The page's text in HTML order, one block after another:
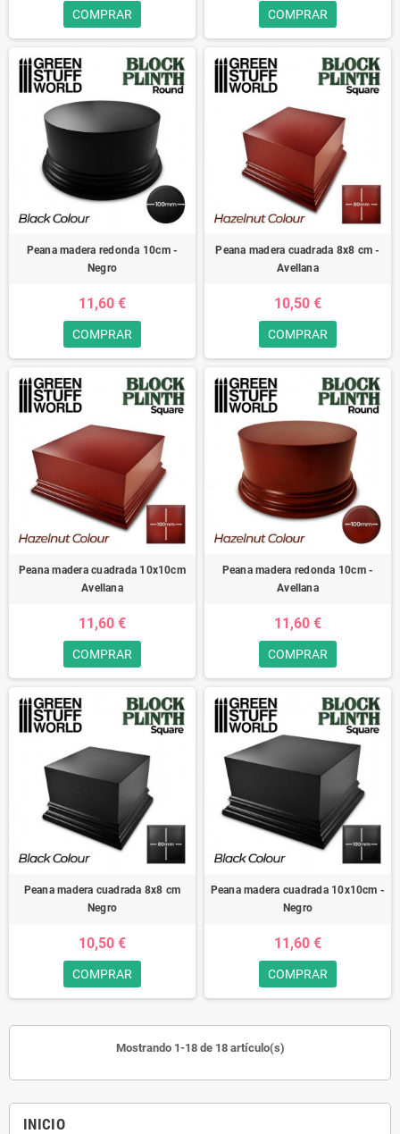
INICIO
COMPRAR COMPRAR
Peana madera redonda 10cm -
Negro
11,60 €
COMPRAR
Peana madera cuadrada 8x8 cm -
Avellana
10,50 €
COMPRAR
Peana madera cuadrada 10x10cm
Avellana
11,60 €
COMPRAR
Peana madera redonda 10cm -
Avellana
11,60 €
COMPRAR
Peana madera cuadrada 8x8 cm
Negro
10,50 €
COMPRAR
Peana madera cuadrada 10x10cm -
Negro
11,60 €
COMPRAR
Mostrando 1-18 de 18 artículo(s)